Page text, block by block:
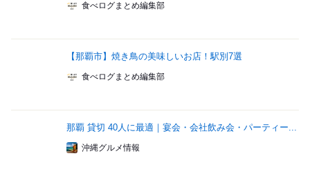
食べログまとめ編集部
【那覇市】焼き鳥の美味しいお店！駅別7選
食べログまとめ編集部
那覇 貸切 40人に最適｜宴会・会社飲み会・パーティー...
沖縄グルメ情報